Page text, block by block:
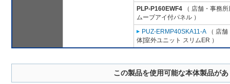
PLP-P160EWF4 （ 店舗・事務
ムーブアイ付パネル ）
PUZ-ERMP40SKA11-A （ 店
体]室外ユニット スリムER ）
この製品を使用可能な本体製品が